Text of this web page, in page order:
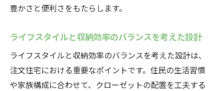
豊かさと便利さをもたらします。
ライフスタイルと収納効率のバランスを考えた設計
ライフスタイルと収納効率のバランスを考えた設計は、
注文住宅における重要なポイントです。住民の生活習慣
や家族構成に合わせて、クローゼットの配置を工夫する